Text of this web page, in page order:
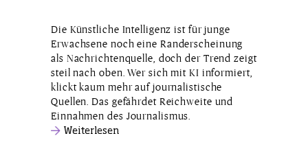
Die Künstliche Intelligenz ist für junge
Erwachsene noch eine Randerscheinung
als Nachrichtenquelle, doch der Trend zeigt
steil nach oben. Wer sich mit KI informiert,
klickt kaum mehr auf journalistische
Quellen. Das gefährdet Reichweite und
Einnahmen des Journalismus.
Weiterlesen